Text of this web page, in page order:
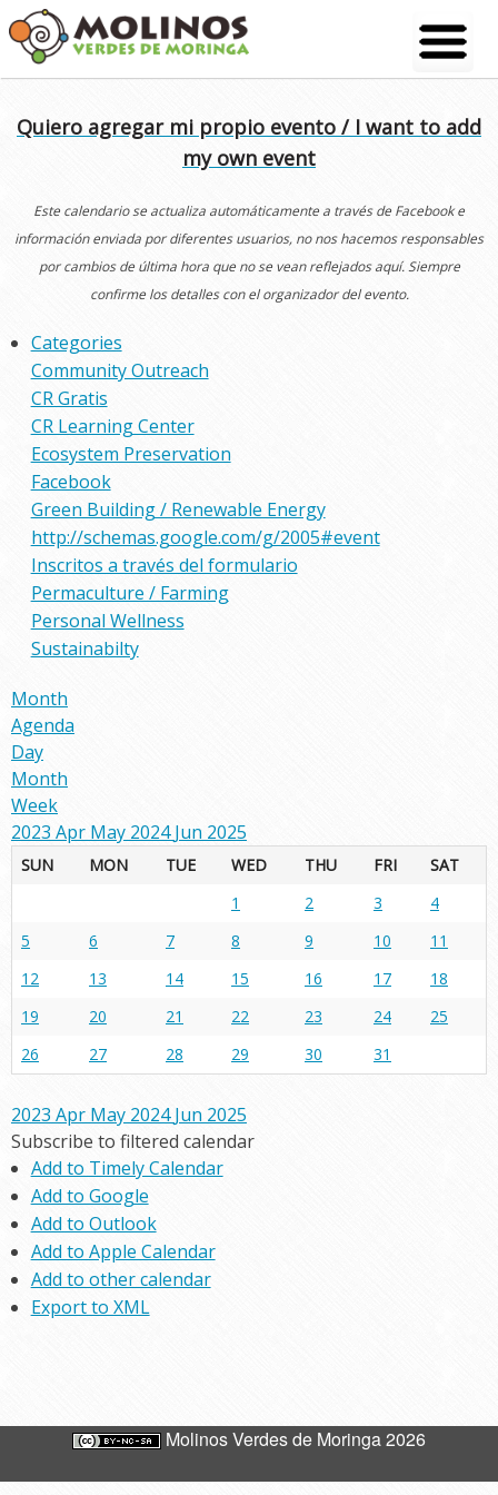
Skip
to
content
Quiero agregar mi propio evento / I want to add
my own event
Este calendario se actualiza automáticamente a través de Facebook e
información enviada por diferentes usuarios, no nos hacemos responsables
por cambios de última hora que no se vean reflejados aquí. Siempre
confirme los detalles con el organizador del evento.
Categories
Community Outreach
CR Gratis
CR Learning Center
Ecosystem Preservation
Facebook
Green Building / Renewable Energy
http://schemas.google.com/g/2005#event
Inscritos a través del formulario
Permaculture / Farming
Personal Wellness
Sustainabilty
Month
Agenda
Day
Month
Week
2023 Apr May 2024 Jun 2025
SUN MON TUE WED THU FRI
SAT
1
2 3
4
5
6 7 8 9 10
11
12
13 14 15 16 17
18
19
20 21 22 23 24
25
26
27 28 29 30 31
2023 Apr May 2024 Jun 2025
Subscribe to filtered calendar
Add to Timely Calendar
Add to Google
Add to Outlook
Add to Apple Calendar
Add to other calendar
Export to XML
Molinos Verdes de Moringa 2026